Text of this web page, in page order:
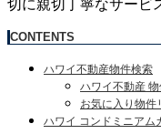
切に親切丁寧なサービ
CONTENTS
ハワイ不動産物件検索
ハワイ不動産
お気に入り物件
ハワイ コンドミニアム